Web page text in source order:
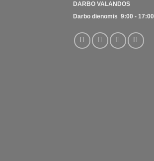
DARBO VALANDOS
Darbo dienomis 9:00 - 17:00